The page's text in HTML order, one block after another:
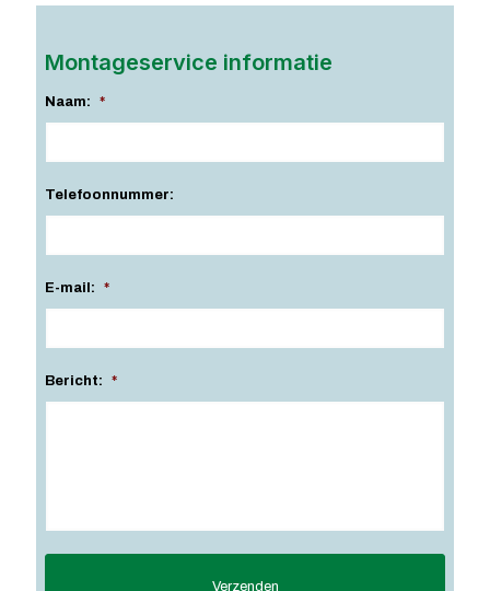
Montageservice informatie
Naam: *
Telefoonnummer:
E-mail: *
Bericht: *